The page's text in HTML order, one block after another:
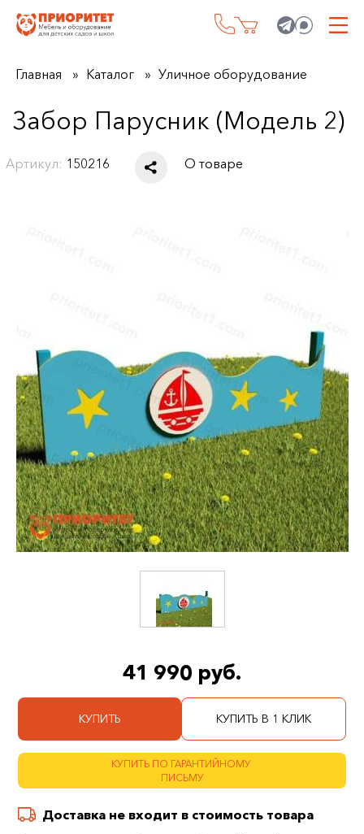
Главная Каталог Уличное оборудование
Забор Парусник (Модель 2)
Артикул: 150216 О товаре
41 990 руб.
КУПИТЬ КУПИТЬ В 1 КЛИК
КУПИТЬ ПО ГАРАНТИЙНОМУ
ПИСЬМУ
Доставка не входит в стоимость товара